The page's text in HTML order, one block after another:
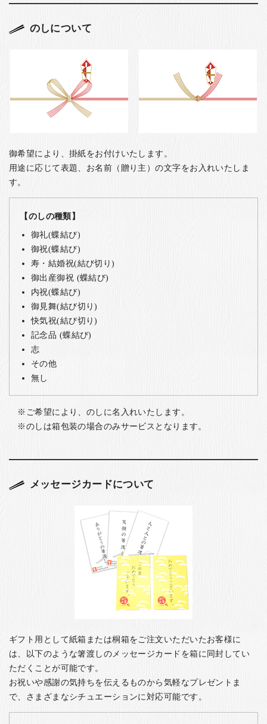
のしについて
御希望により、掛紙をお付けいたします。
用途に応じて表題、お名前（贈り主）の文字をお入れいたしま
す。
【のしの種類】
御礼(蝶結び)
御祝(蝶結び)
寿・結婚祝(結び切り)
御出産御祝 (蝶結び)
内祝(蝶結び)
御見舞(結び切り)
快気祝(結び切り)
記念品 (蝶結び)
志
その他
無し
ご希望により、のしに名入れいたします。
のしは箱包装の場合のみサービスとなります。
メッセージカードについて
ギフト用として紙箱または桐箱をご注文いただいたお客様に
は、以下のような箸渡しのメッセージカードを箱に同封してい
ただくことが可能です。
お祝いや感謝の気持ちを伝えるものから気軽なプレゼントま
で、さまざまなシチュエーションに対応可能です。